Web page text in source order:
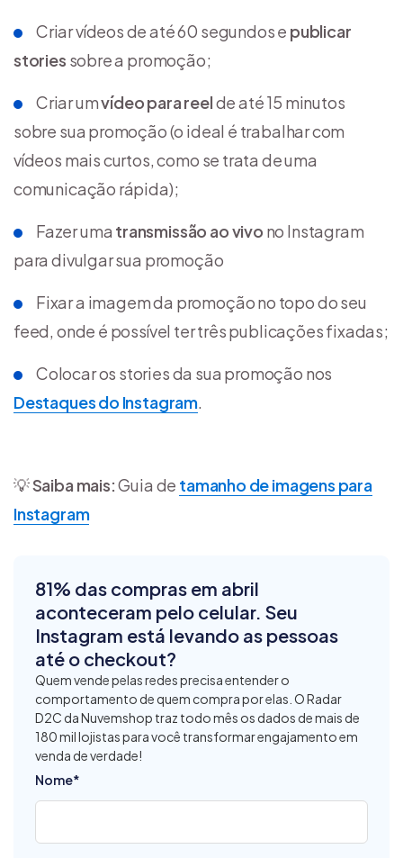
Criar vídeos de até 60 segundos e publicar
stories sobre a promoção;
Criar umvídeo para reelde até 15 minutos
sobre sua promoção (o ideal é trabalhar com
vídeos mais curtos, como se trata de uma
comunicação rápida);
Fazer uma transmissão ao vivo no Instagram
para divulgar sua promoção
Fixar a imagem da promoção no topo do seu
feed, onde é possível ter três publicações fixadas;
Colocar os stories da sua promoção nos
Destaques do Instagram
💡Saiba mais:Guia de tamanho de imagens para
Instagram
81% das compras em abril
aconteceram pelo celular. Seu
Instagram está levando as pessoas
até o checkout?
Quem vende pelas redes precisa entender o
comportamento de quem compra por elas. O Radar
D2C da Nuvemshop traz todo mês os dados de mais de
180 mil lojistas para você transformar engajamento em
venda de verdade!
Nome*